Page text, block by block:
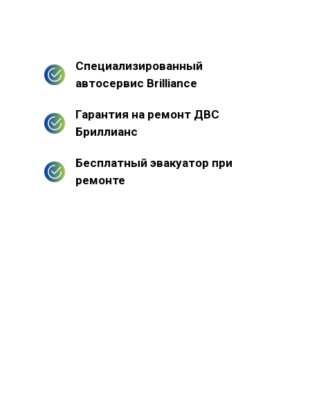
Специализированный
автосервис Brilliance
Гарантия на ремонт ДВС
Бриллианс
Бесплатный эвакуатор при
ремонте